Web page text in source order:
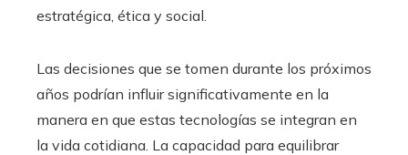
estratégica, ética y social.
Las decisiones que se tomen durante los próximos
años podrían influir significativamente en la
manera en que estas tecnologías se integran en
la vida cotidiana. La capacidad para equilibrar